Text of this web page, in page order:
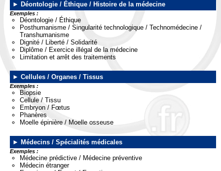
Déontologie / Éthique / Histoire de la médecine
Exemples :
Déontologie / Éthique
Posthumanisme / Singularité technologique / Technomédecine /
Transhumanisme
Dignité / Liberté / Solidarité
Diplôme / Exercice illégal de la médecine
Limitation et arrêt des traitements
Cellules / Organes / Tissus
Exemples :
Biopsie
Cellule / Tissu
Embryon / Fœtus
Phanères
Moelle épinière / Moelle osseuse
Médecins / Spécialités médicales
Exemples :
Médecine prédictive / Médecine préventive
Médecin étranger